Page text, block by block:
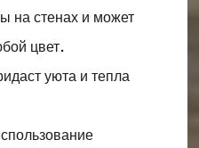
на стенах и может
цвет.
уюта и тепла